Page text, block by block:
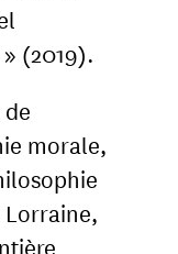
(2019).
morale,
Lorraine,